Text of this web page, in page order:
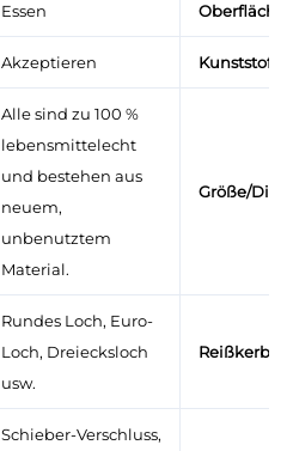
Essen
Akzeptieren
Alle sind zu 100 %
lebensmittelecht
und bestehen aus
neuem,
unbenutztem
Material.
Größe/
Rundes Loch, Euro-
Loch, Dreiecksloch
usw.
Reißkerbe
Schieber-Verschluss,